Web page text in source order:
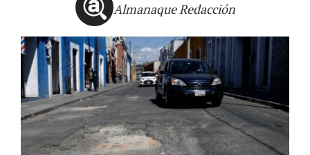
Almanaque Redacción